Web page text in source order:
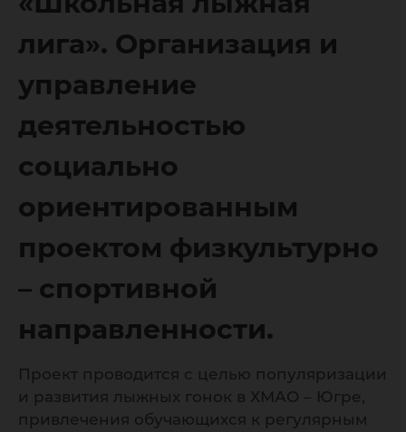
лига». Организация и
управление
деятельностью
социально
ориентированным
проектом физкультурно
– спортивной
направленности.
Проект проводится с целью популяризации
и развития лыжных гонок в ХМАО – Югре,
привлечения обучающихся к регулярным